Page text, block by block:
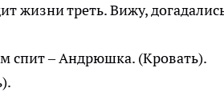
жизни треть. Вижу,
спит – Андрюшка. (Кровать).